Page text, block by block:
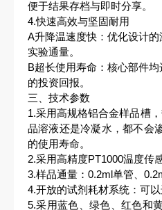
便于结果存档与即时分享。
4.快速高效与坚固耐用
A升降温速度快：优化设计
实验通量。
B超长使用寿命：核心部件
的投资回报。
三、技术参数
1.采用高规格铝合金样品槽
品溶液还是冷凝水，都不会
的使用寿命。
2.采用高精度PT1000温度传
3.样品通量：0.2ml单管、
4.开放的试剂耗材系统：可
5.采用蓝色、绿色、红色和